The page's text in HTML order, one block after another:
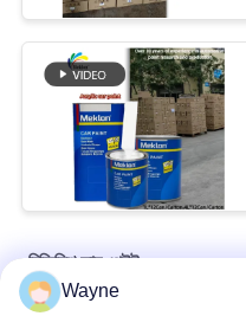
রিফিনিশ কার পেইন্ট
Wayne